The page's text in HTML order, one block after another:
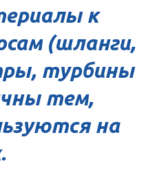
к
(шланги,
турбины
тем,
на